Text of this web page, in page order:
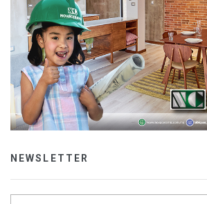
NEWSLETTER